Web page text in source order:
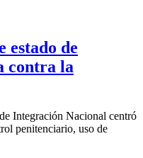
estado de
contra la
Integración Nacional centró
penitenciario, uso de